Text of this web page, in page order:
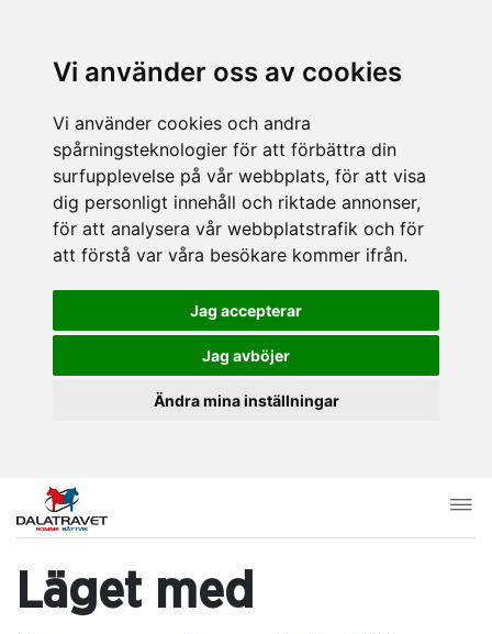
Vi använder oss av cookies
Vi använder cookies och andra
spårningsteknologier för att förbättra din
surfupplevelse på vår webbplats, för att visa
dig personligt innehåll och riktade annonser,
för att analysera vår webbplatstrafik och för
att förstå var våra besökare kommer ifrån.
Jag accepterar
Jag avböjer
Ändra mina inställningar
Läget med